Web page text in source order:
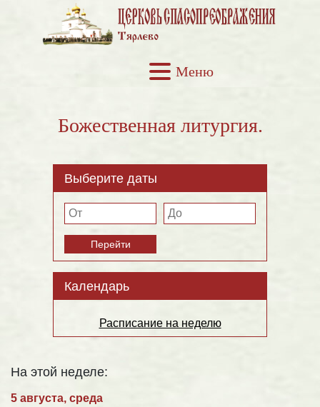
Меню
Божественная литургия.
Выберите даты
Перейти
Календарь
Расписание на неделю
На этой неделе:
5 августа, среда